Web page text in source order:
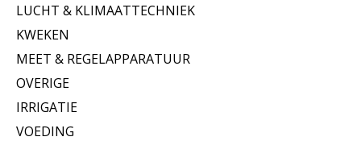
LUCHT & KLIMAATTECHNIEK
KWEKEN
MEET & REGELAPPARATUUR
OVERIGE
IRRIGATIE
VOEDING